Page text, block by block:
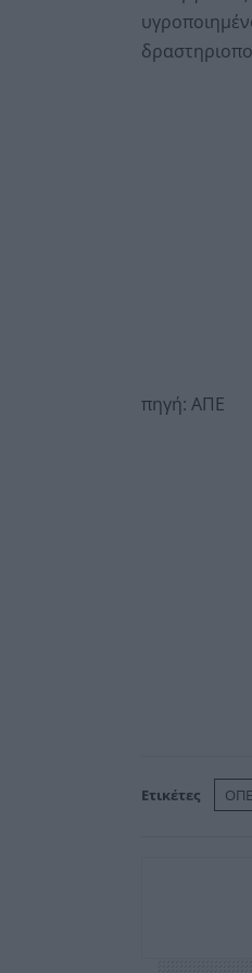
πηγή: ΑΠΕ
Ετικέτες